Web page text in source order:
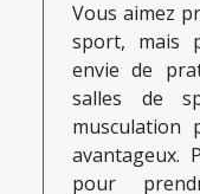
Vous aimez
sport, mais
envie de
salles de
musculation
avantageux.
pour